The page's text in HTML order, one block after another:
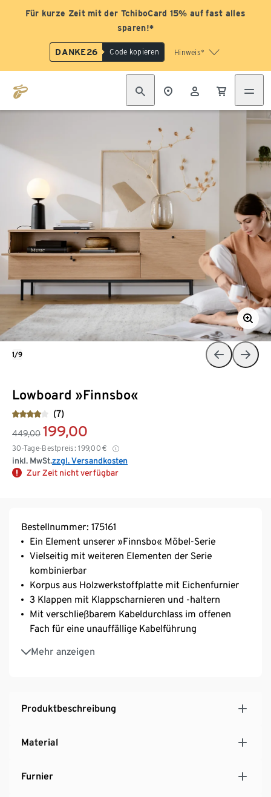
Für kurze Zeit mit der TchiboCard 15% auf fast alles
sparen!*
DANKE26 Code kopieren Hinweis*
Lowboard »Finnsbo«
(7)
449,00 199,00
30-Tage-Bestpreis: 199,00 €
inkl. MwSt.zzgl. Versandkosten
Zur Zeit nicht verfügbar
1/9
Bestellnummer: 175161
Ein Element unserer »Finnsbo« Möbel-Serie
Vielseitig mit weiteren Elementen der Serie
kombinierbar
Korpus aus Holzwerkstoffplatte mit Eichenfurnier
3 Klappen mit Klappscharnieren und -haltern
Mit verschließbarem Kabeldurchlass im offenen
Fach für eine unauffällige Kabelführung
Mehr anzeigen
Gestell aus pulverbeschichtetem Stahl
MADE IN GERMANY
Produktbeschreibung
Material
Furnier